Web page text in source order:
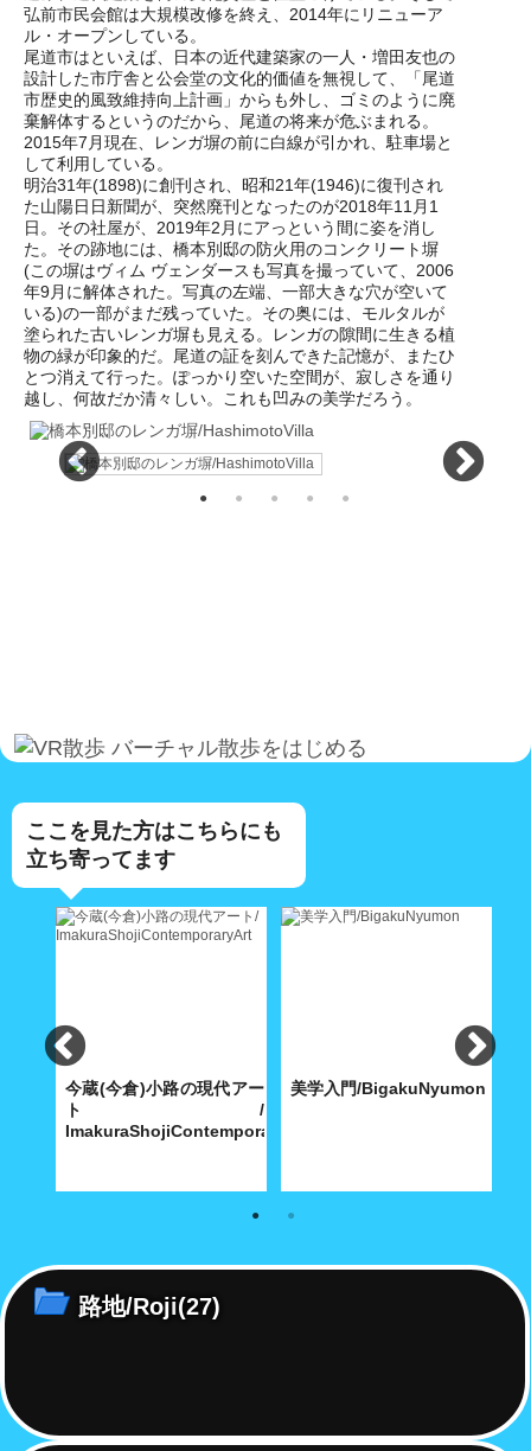
弘前市民会館は大規模改修を終え、2014年にリニューア
ル・オープンしている。
尾道市はといえば、日本の近代建築家の一人・増田友也の
設計した市庁舎と公会堂の文化的価値を無視して、「尾道
市歴史的風致維持向上計画」からも外し、ゴミのように廃
棄解体するというのだから、尾道の将来が危ぶまれる。
2015年7月現在、レンガ塀の前に白線が引かれ、駐車場と
して利用している。
明治31年(1898)に創刊され、昭和21年(1946)に復刊され
た山陽日日新聞が、突然廃刊となったのが2018年11月1
日。その社屋が、2019年2月にアっという間に姿を消し
た。その跡地には、橋本別邸の防火用のコンクリート塀
(この塀はヴィム ヴェンダースも写真を撮っていて、2006
年9月に解体された。写真の左端、一部大きな穴が空いて
いる)の一部がまだ残っていた。その奥には、モルタルが
塗られた古いレンガ塀も見える。レンガの隙間に生きる植
物の緑が印象的だ。尾道の証を刻んできた記憶が、またひ
とつ消えて行った。ぽっかり空いた空間が、寂しさを通り
越し、何故だか清々しい。これも凹みの美学だろう。
バーチャル散歩をはじめる
ここを見た方はこちらにも
立ち寄ってます
今蔵(今倉)小路の現代アー
ト/
ImakuraShojiContemporaryArt
路地裏には日常の暮らしが生ん
美学入門/BigakuNyumon
尾道町をブラリ歩くと凹みがポ
路地/Roji(27)